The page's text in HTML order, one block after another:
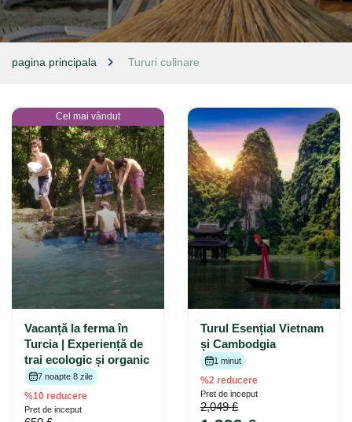
pagina principala Tururi culinare
Cel mai vândut
Vacanță la ferma în
Turcia | Experiență de
trai ecologic și organic
7 noapte 8 zile
%10 reducere
Pret de inceput
Turul Esențial Vietnam
și Cambodgia
1 minut
%2 reducere
Pret de inceput
2,049 £